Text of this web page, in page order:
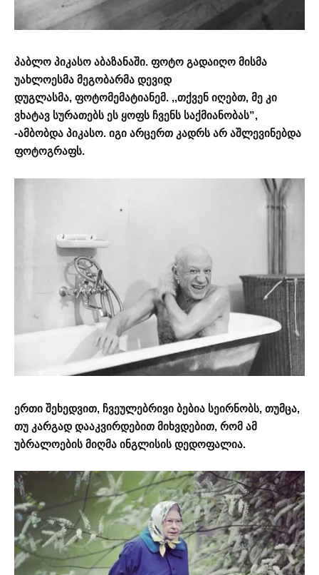
პაბლო პიკასო აბაზანაში. ფოტო გადაიღო მისმა
უახლოესმა მეგობარმა დევიდ
დუგლასმა, ფოტომემატიანემ. ,,თქვენ იღებთ, მე კი
ვხატავ სურათებს ეს ყოფს ჩვენს საქმიანობას”,
-ამბობდა პიკასო. იგი არცერთ კადრს არ აშლევინებდა
ფოტოგრაფს.
ერთი შეხედვით, ჩვეულებრივი ბებია სეირნობს, თუმცა,
თუ კარგად დააკვირდებით მიხვდებით, რომ ამ
უბრალოების მიღმა ინგლისის დედოფალია.